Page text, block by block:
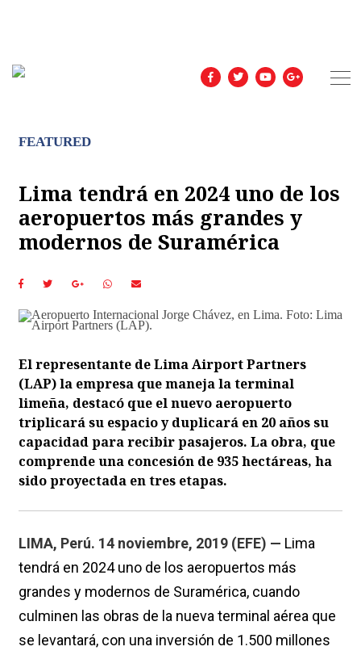
FEATURED
Lima tendrá en 2024 uno de los
aeropuertos más grandes y
modernos de Suramérica
El representante de Lima Airport Partners
(LAP) la empresa que maneja la terminal
limeña, destacó que el nuevo aeropuerto
triplicará su espacio y duplicará en 20 años su
capacidad para recibir pasajeros. La obra, que
comprende una concesión de 935 hectáreas, ha
sido proyectada en tres etapas.
LIMA, Perú. 14 noviembre, 2019 (EFE) — Lima
tendrá en 2024 uno de los aeropuertos más
grandes y modernos de Suramérica, cuando
culminen las obras de la nueva terminal aérea que
se levantará, con una inversión de 1.500 millones